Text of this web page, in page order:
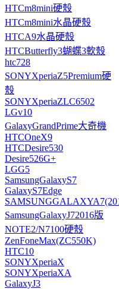
HTCm8mini硬殼
HTCm8mini水晶硬殼
HTCA9水晶硬殼
HTCButterfly3蝴蝶3軟殼
htc728
SONYXperiaZ5Premium硬
殼
SONYXperiaZLC6502
LGv10
GalaxyGrandPrime大奇機
HTCOneX9
HTCDesire530
Desire526G+
LGG5
SamsungGalaxyS7
GalaxyS7Edge
SamsungGalaxyJ72016版
NOTE2/N7100硬殼
ZenFoneMax(ZC550K)
HTC10
SONYXperiaX
SONYXperiaXA
GalaxyJ3